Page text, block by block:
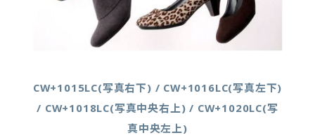
CW+1015LC(写真右下) / CW+1016LC(写真左下)
/ CW+1018LC(写真中央右上) / CW+1020LC(写
真中央左上)